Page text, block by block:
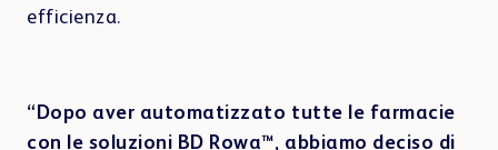
efficienza.
“Dopo aver automatizzato tutte le farmacie
con le soluzioni BD Rowa™, abbiamo deciso di